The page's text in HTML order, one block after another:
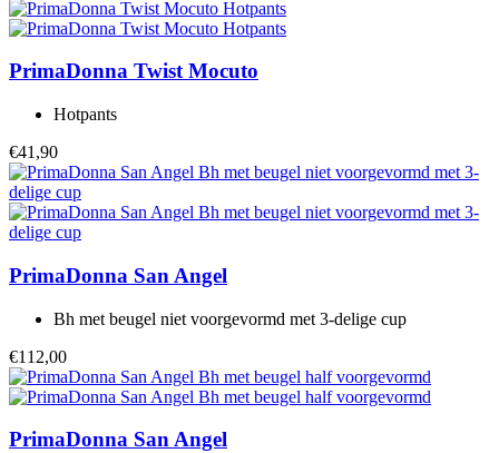
PrimaDonna TwistMocuto
Hotpants
€41,90
PrimaDonna San Angel
Bh met beugel niet voorgevormd met 3-delige cup
€112,00
PrimaDonna San Angel